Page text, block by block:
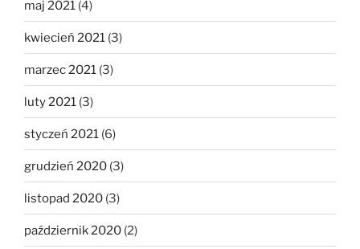
maj 2021 (4)
kwiecień 2021 (3)
marzec 2021 (3)
luty 2021 (3)
styczeń 2021 (6)
grudzień 2020 (3)
listopad 2020 (3)
październik 2020 (2)